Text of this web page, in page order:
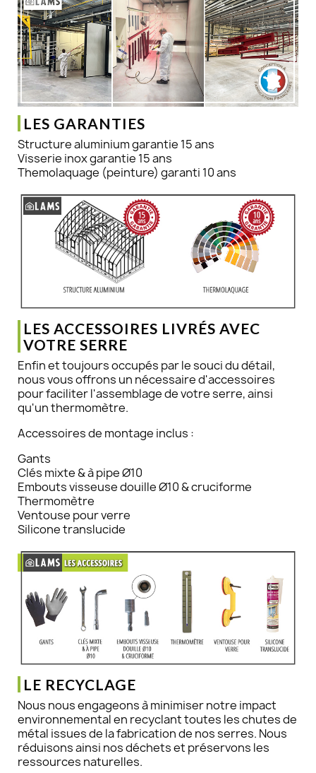
LES GARANTIES
Structure aluminium garantie 15 ans
Visserie inox garantie 15 ans
Themolaquage (peinture) garanti 10 ans
LES ACCESSOIRES LIVRÉS AVEC
VOTRE SERRE
Enfin et toujours occupés par le souci du détail,
nous vous offrons un nécessaire d'accessoires
pour faciliter l'assemblage de votre serre, ainsi
qu'un thermomètre.
Accessoires de montage inclus :
Gants
Clés mixte & à pipe Ø10
Embouts visseuse douille Ø10 & cruciforme
Thermomètre
Ventouse pour verre
Silicone translucide
LE RECYCLAGE
Nous nous engageons à minimiser notre impact
environnemental en recyclant toutes les chutes de
métal issues de la fabrication de nos serres. Nous
réduisons ainsi nos déchets et préservons les
ressources naturelles.